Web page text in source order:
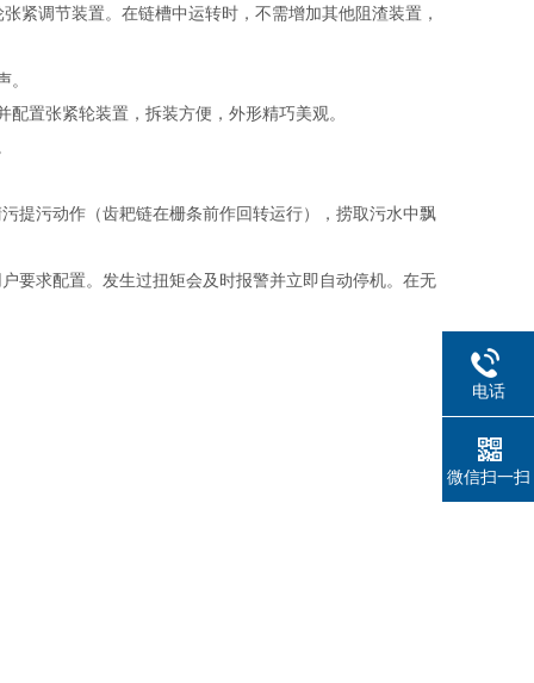
紧调节装置。在链槽中运转时，不需增加其他阻渣装置，
。
配置张紧轮装置，拆装方便，外形精巧美观。
提污动作（齿耙链在栅条前作回转运行），捞取污水中飘
要求配置。发生过扭矩会及时报警并立即自动停机。在无
电话
微信扫一扫